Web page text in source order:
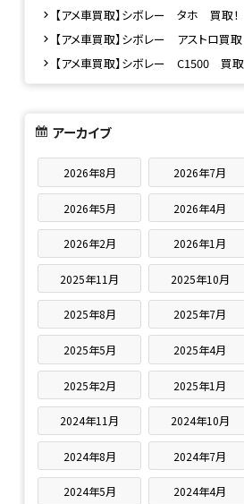
【アメ車買取】シボレー タホ 買取！
【アメ車買取】シボレー アストロ買取
【アメ車買取】シボレー C1500 買取
アーカイブ
2026年8月 2026年7月
2026年5月 2026年4月
2026年2月 2026年1月
2025年11月 2025年10月
2025年8月 2025年7月
2025年5月 2025年4月
2025年2月 2025年1月
2024年11月 2024年10月
2024年8月 2024年7月
2024年5月 2024年4月